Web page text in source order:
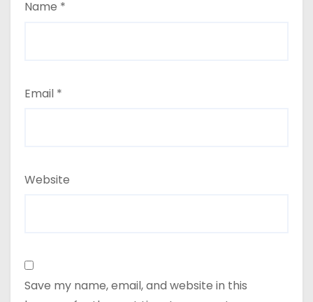
Name *
Email *
Website
Save my name, email, and website in this